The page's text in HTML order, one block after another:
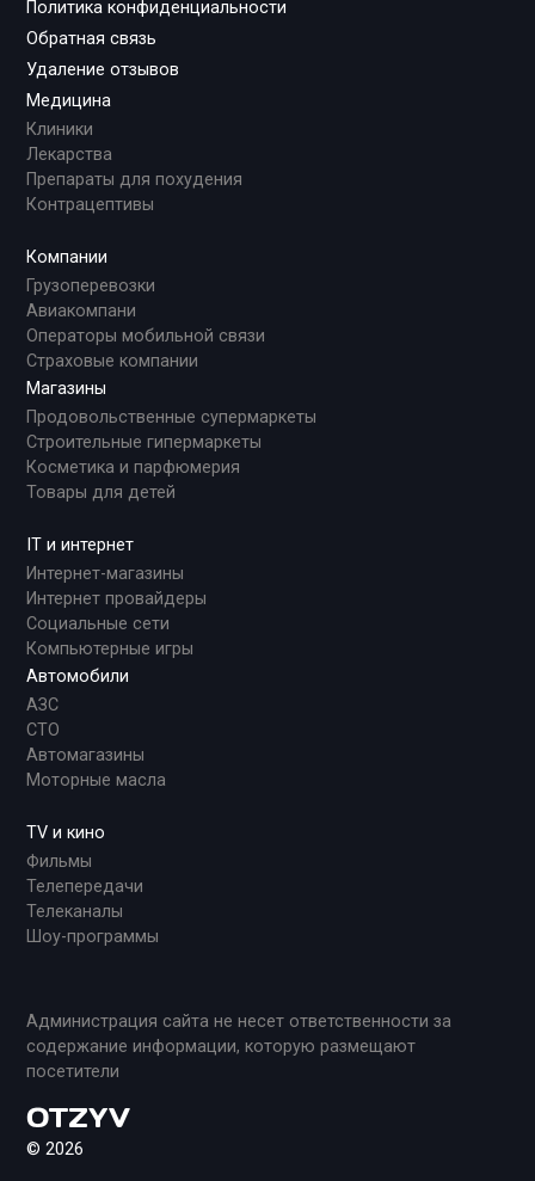
Политика конфиденциальности
Обратная связь
Удаление отзывов
Медицина
Клиники
Лекарства
Препараты для похудения
Контрацептивы
Компании
Грузоперевозки
Авиакомпани
Операторы мобильной связи
Страховые компании
Магазины
Продовольственные супермаркеты
Строительные гипермаркеты
Косметика и парфюмерия
Товары для детей
IT и интернет
Интернет-магазины
Интернет провайдеры
Социальные сети
Компьютерные игры
Автомобили
АЗС
СТО
Автомагазины
Моторные масла
TV и кино
Фильмы
Телепередачи
Телеканалы
Шоу-программы
Администрация сайта не несет ответственности за
содержание информации, которую размещают
посетители
© 2026